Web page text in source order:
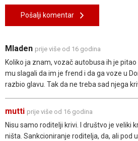
Pošalji komentar
Mladen prije više od 16 godina
Koliko ja znam, vozač autobusa ih je
mu slagali da im je frend i da ga voze u
razbio glavu. Tak da ne treba sad njega
mutti prije više od 16 godina
Nisu samo roditelji krivi. I društvo je veliki
ništa. Sankcioniranje roditelja, da, ali pod